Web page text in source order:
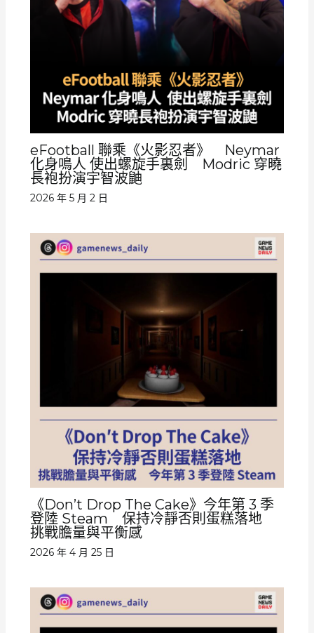
eFootball 聯乘《火影忍者》 Neymar
化身鳴人 使出螺旋手裏劍 Modric 穿曉
長袍扮演宇智波鼬
2026 年 5 月 2 日
《Don’t Drop The Cake》今年第 3 季
登陸 Steam 保持冷靜否則蛋糕落地
挑戰膽量與平衡感
2026 年 4 月 25 日